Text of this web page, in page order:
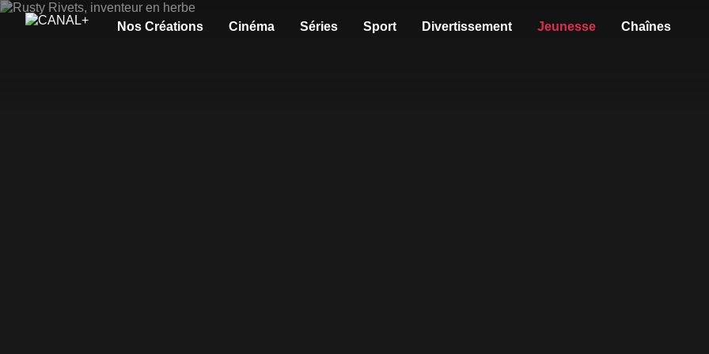
Nos Créations Cinéma Séries Sport Divertissement Jeunesse Chaînes